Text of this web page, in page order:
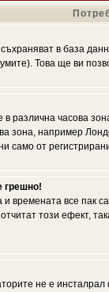
в база
Това ще ви
в различна часова
зона, например
само от
грешно!
и времената все
този ефект,
не е